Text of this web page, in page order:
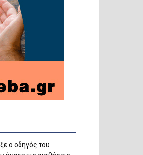
ο οδηγός του